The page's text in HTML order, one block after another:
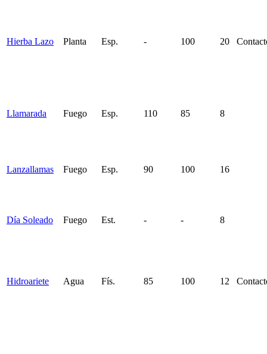
Hierba Lazo Planta Esp. - 100 20
Llamarada Fuego Esp. 110 85 8
Lanzallamas Fuego Esp. 90 100 16
Día Soleado Fuego Est. - - 8
Hidroariete Agua Fís. 85 100 12